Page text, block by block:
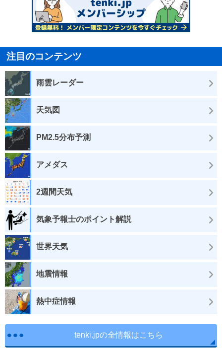
注目のコンテンツ
雨雲レーダー
天気図
PM2.5分布予測
アメダス
2週間天気
気象予報士のポイント解説
世界天気
地震情報
熱中症情報
tenki.jpの全情報はこちら